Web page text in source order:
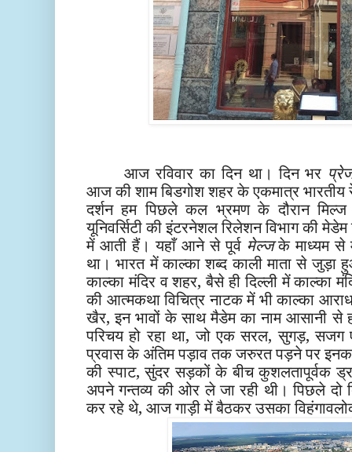
आज रविवार का दिन था। दिन भर
आज की शाम बिडगोश शहर के एकमात्र
दर्शन हम पिछले कल भ्रमण के दौरान
यूनिवर्सिटी की इंटरनेशल रिलेशन विभाग की
में आती हैं। यहाँ आने से पूर्व मेल्जके माध्यम से
था। भारत में काल्का शब्द काली माता से
काल्का मंदिर व शहर, बैसे ही दिल्ली में काल्का
की आत्मकथा विचित्र नाटक में भी काल्का
खैर, इन भावों के साथ मैडेम का नाम आसानी से
परिचय हो रहा था, जो एक सरल, सुगड़, सजग
प्रवास के अंतिम पड़ाव तक जरुरत पड़ने पर
की स्पाट, सुंदर सड़कों के बीच कुशलतापूर्वक
अपने गन्तव्य की ओर ले जा रही थी। पिछले दो
कर रहे थे, आज गाड़ी में बैठकर उसका